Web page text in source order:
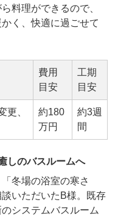
料理ができるので、
く、快適に過ごせて
費用
目安
工期
目安
更、
約180
万円
約3週
間
しのバスルームへ
冬場の浴室の寒さ
いただいたB様。既存
システムバスルーム